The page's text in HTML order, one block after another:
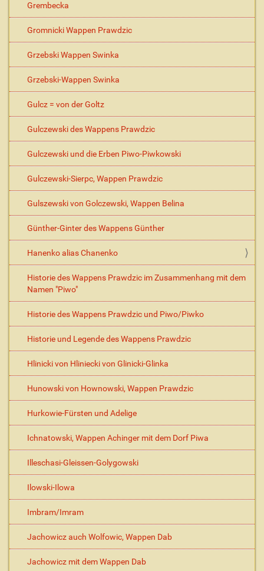
Grembecka
Gromnicki Wappen Prawdzic
Grzebski Wappen Swinka
Grzebski-Wappen Swinka
Gulcz = von der Goltz
Gulczewski des Wappens Prawdzic
Gulczewski und die Erben Piwo-Piwkowski
Gulczewski-Sierpc, Wappen Prawdzic
Gulszewski von Golczewski, Wappen Belina
Günther-Ginter des Wappens Günther
Hanenko alias Chanenko
Historie des Wappens Prawdzic im Zusammenhang mit dem
Namen "Piwo"
Historie des Wappens Prawdzic und Piwo/Piwko
Historie und Legende des Wappens Prawdzic
Hlinicki von Hliniecki von Glinicki-Glinka
Hunowski von Hownowski, Wappen Prawdzic
Hurkowie-Fürsten und Adelige
Ichnatowski, Wappen Achinger mit dem Dorf Piwa
Illeschasi-Gleissen-Golygowski
Ilowski-Ilowa
Imbram/Imram
Jachowicz auch Wolfowic, Wappen Dab
Jachowicz mit dem Wappen Dab